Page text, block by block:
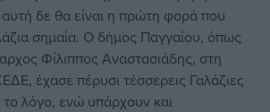
αυτή δε θα είναι η πρώτη φορά που
σημαία. Ο δήμος Παγγαίου, όπως
Φίλιππος Αναστασιάδης, στη
έχασε πέρυσι τέσσερεις Γαλάζιες
το λόγο, ενώ υπάρχουν και